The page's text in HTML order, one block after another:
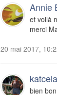
Annie
et voilà
merci
20 mai 2017,
bien